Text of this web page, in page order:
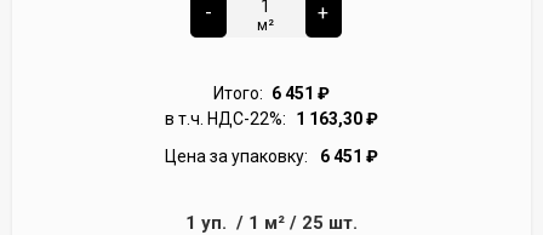
-
м²
+
Итого: 6 451 ₽
в т.ч. НДС-22%:
1 163,30₽
Цена за упаковку:
6 451 ₽
1 уп. / 1 м² / 25 шт.